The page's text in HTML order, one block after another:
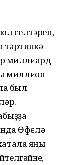
селтәрен,
тәртипкә
миллиард
миллион
был
Өфөлә
яңы